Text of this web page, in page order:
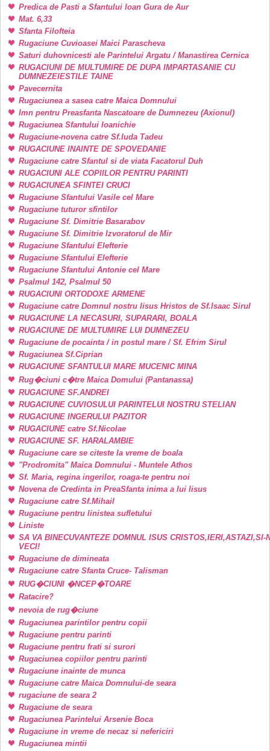
Predica de Pasti a Sfantului Ioan Gura de Aur
Mat. 6,33
Sfanta Filofteia
Rugaciune Cuvioasei Maici Parascheva
Saturi duhovnicesti ale Parintelui Argatu / Manastirea Cernica
RUGACIUNI DE MULTUMIRE DE DUPA IMPARTASANIE CU
DUMNEZEIESTILE TAINE
Pavecernita
Rugaciunea a sasea catre Maica Domnului
Imn pentru Preasfanta Nascatoare de Dumnezeu (Axionul)
Rugaciunea Sfantului Ioanichie
Rugaciune-novena catre Sf.Iuda Tadeu
RUGACIUNE INAINTE DE SPOVEDANIE
Rugaciune catre Sfantul si de viata Facatorul Duh
RUGACIUNI ALE COPIILOR PENTRU PARINTI
RUGACIUNEA SFINTEI CRUCI
Rugaciune Sfantului Vasile cel Mare
Rugaciune tuturor sfintilor
Rugaciune Sf. Dimitrie Basarabov
Rugaciune Sf. Dimitrie Izvoratorul de Mir
Rugaciune Sfantului Elefterie
Rugaciune Sfantului Elefterie
Rugaciune Sfantului Antonie cel Mare
Psalmul 142, Psalmul 50
RUGACIUNI ORTODOXE ARMENE
Rugaciune catre Domnul nostru Iisus Hristos de Sf.Isaac Sirul
RUGACIUNE LA NECASURI, SUPARARI, BOALA
RUGACIUNE DE MULTUMIRE LUI DUMNEZEU
Rugaciune de pocainta / in postul mare / Sf. Efrim Sirul
Rugaciunea Sf.Ciprian
RUGACIUNE SFANTULUI MARE MUCENIC MINA
Rug�ciuni c�tre Maica Domului (Pantanassa)
RUGACIUNE SF.ANDREI
RUGACIUNE CUVIOSULUI PARINTELUI NOSTRU STELIAN
RUGACIUNE INGERULUI PAZITOR
RUGACIUNE catre Sf.Nicolae
RUGACIUNE SF. HARALAMBIE
Rugaciune care se citeste la vreme de boala
"Prodromita" Maica Domnului - Muntele Athos
Sf. Maria, regina ingerilor, roaga-te pentru noi
Novena de Credinta in PreaSfanta inima a lui Iisus
Rugaciune catre Sf.Mihail
Rugaciune pentru linistea sufletului
Liniste
SA VA BINECUVANTEZE DOMNUL ISUS CRISTOS,IERI,ASTAZI,SI-
VECI!
Rugaciune de dimineata
Rugaciune catre Sfanta Cruce- Talisman
RUG�CIUNI �NCEP�TOARE
Ratacire?
nevoia de rug�ciune
Rugaciunea parintilor pentru copii
Rugaciune pentru parinti
Rugaciune pentru frati si surori
Rugaciunea copiilor pentru parinti
Rugaciune inainte de munca
Rugaciune catre Maica Domnului-de seara
rugaciune de seara 2
Rugaciune de seara
Rugaciunea Parintelui Arsenie Boca
Rugaciune in vreme de necaz si nefericiri
Rugaciunea mintii